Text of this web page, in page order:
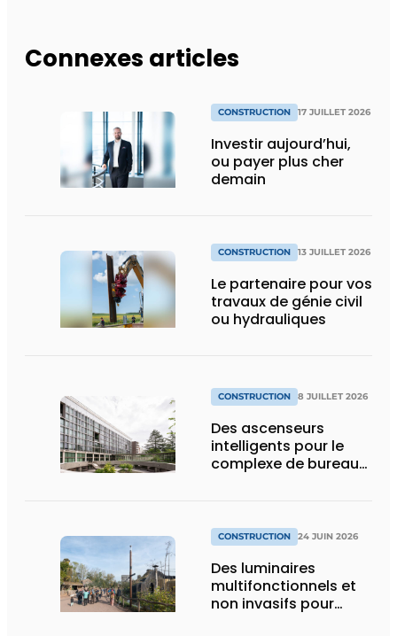
Connexes articles
CONSTRUCTION 17 JUILLET 2026
Investir aujourd’hui,
ou payer plus cher
demain
CONSTRUCTION 13 JUILLET 2026
Le partenaire pour vos
travaux de génie civil
ou hydrauliques
CONSTRUCTION 8 JUILLET 2026
Des ascenseurs
intelligents pour le
complexe de bureaux
CONSTRUCTION 24 JUIN 2026
Des luminaires
multifonctionnels et
non invasifs pour